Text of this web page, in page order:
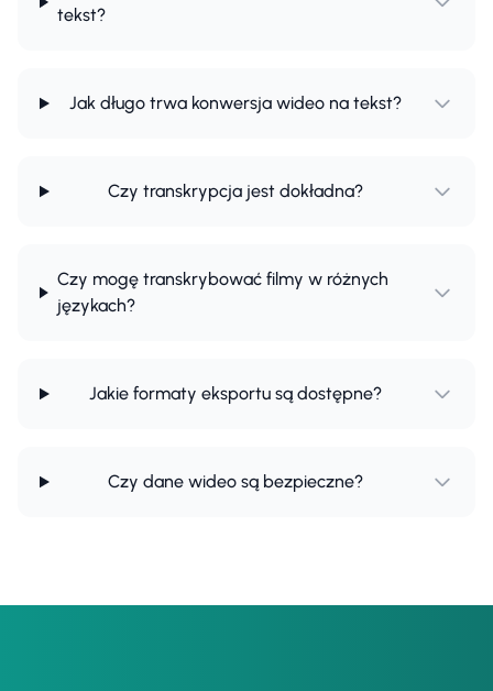
tekst?
Jak długo trwa konwersja wideo na tekst?
Czy transkrypcja jest dokładna?
Czy mogę transkrybować filmy w różnych
językach?
Jakie formaty eksportu są dostępne?
Czy dane wideo są bezpieczne?